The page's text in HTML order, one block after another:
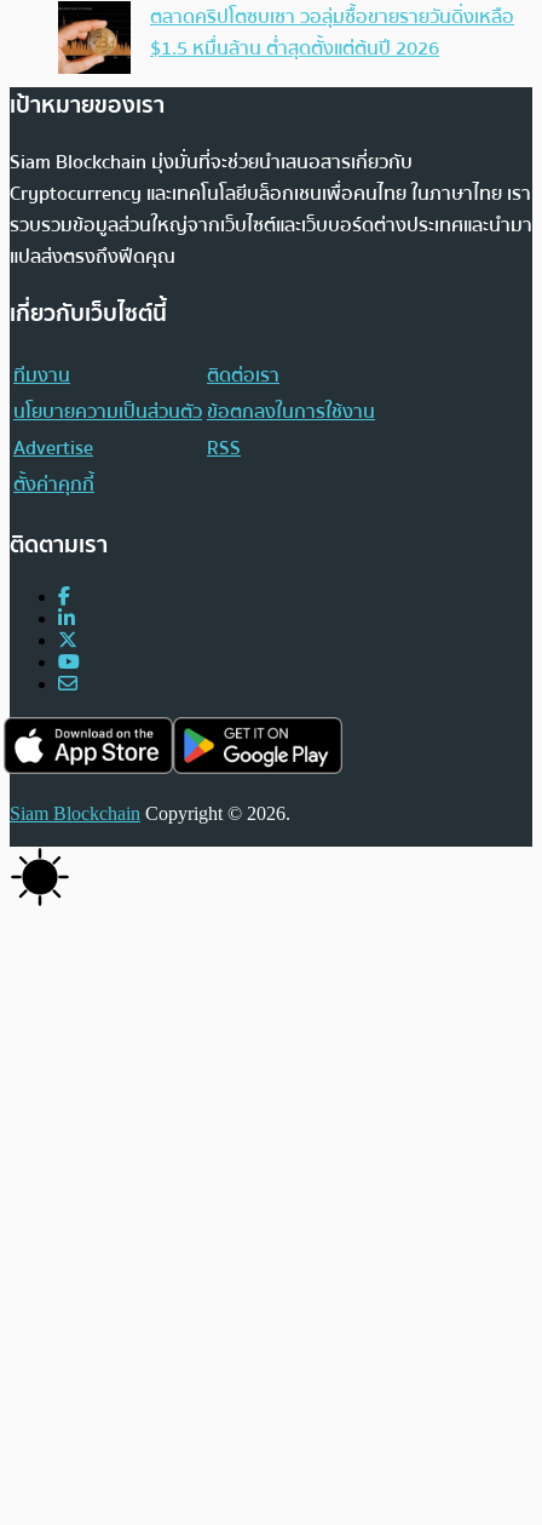
ตลาดคริปโตซบเซา วอลุ่มซื้อขายรายวันดิ่งเหลือ
$1.5 หมื่นล้าน ต่ำสุดตั้งแต่ต้นปี 2026
เป้าหมายของเรา
Siam Blockchain มุ่งมั่นที่จะช่วยนำเสนอสารเกี่ยวกับ
Cryptocurrency และเทคโนโลยีบล็อกเชนเพื่อคนไทย ในภาษาไทย เรา
รวบรวมข้อมูลส่วนใหญ่จากเว็บไซต์และเว็บบอร์ดต่างประเทศและนำมา
แปลส่งตรงถึงฟีดคุณ
เกี่ยวกับเว็บไซต์นี้
ทีมงาน
ติดต่อเรา
นโยบายความเป็นส่วนตัวข้อตกลงในการใช้งาน
Advertise
RSS
ตั้งค่าคุกกี้
ติดตามเรา
Siam Blockchain Copyright © 2026.